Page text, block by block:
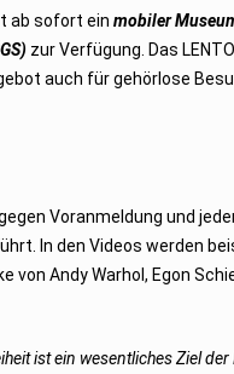
ab sofort einmobiler
zur Verfügung. Das
auch für gehörlose
Voranmeldung und
In den Videos werden
Andy Warhol, Egon
ist ein wesentliches Ziel